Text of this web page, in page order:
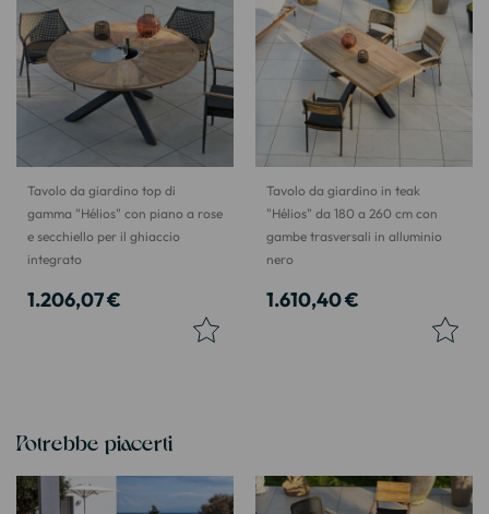
Tavolo da giardino top di
gamma "Hélios" con piano a rose
e secchiello per il ghiaccio
integrato
1.206,07 €
Tavolo da giardino in teak
"Hélios" da 180 a 260 cm con
gambe trasversali in alluminio
nero
1.610,40 €
Potrebbe piacerti